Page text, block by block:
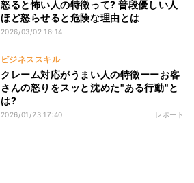
怒ると怖い人の特徴って? 普段優しい人
ほど怒らせると危険な理由とは
2026/03/02 16:14
ビジネススキル
クレーム対応がうまい人の特徴ーーお客
さんの怒りをスッと沈めた"ある行動"と
は?
2026/01/23 17:40 レポート